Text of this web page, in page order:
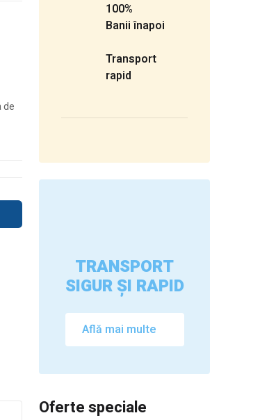
de
100%
Banii înapoi
Transport
rapid
TRANSPORT
SIGUR ȘI RAPID
Află mai multe
Oferte speciale